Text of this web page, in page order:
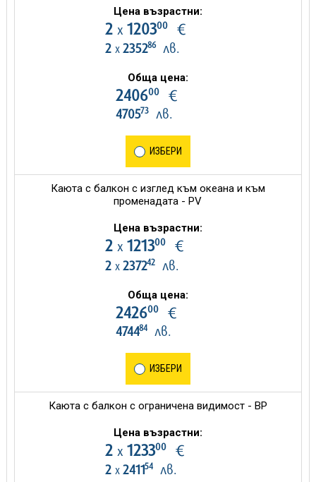
Цена възрастни:
2 х 120300€
2 х 235286лв.
Обща цена:
240600€
470573лв.
ИЗБЕРИ
Каюта с балкон с изглед към океана и към
променадата - PV
Цена възрастни:
2 х 121300€
2 х 237242лв.
Обща цена:
242600€
474484лв.
ИЗБЕРИ
Каюта с балкон с ограничена видимост - BP
Цена възрастни:
2 х 123300€
2 х 241154лв.